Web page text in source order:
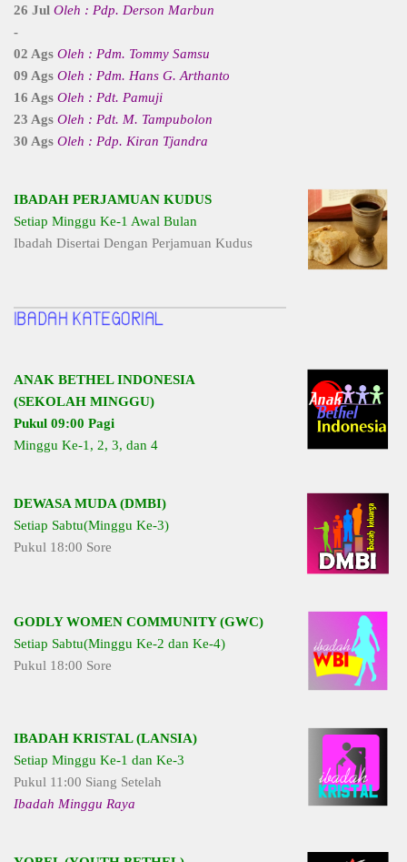
26 Jul Oleh : Pdp. Derson Marbun
-
02 Ags Oleh : Pdm. Tommy Samsu
09 Ags Oleh : Pdm. Hans G. Arthanto
16 Ags Oleh : Pdt. Pamuji
23 Ags Oleh : Pdt. M. Tampubolon
30 Ags Oleh : Pdp. Kiran Tjandra
IBADAH PERJAMUAN KUDUS
Setiap Minggu Ke-1 Awal Bulan
Ibadah Disertai Dengan Perjamuan Kudus
ANAK BETHEL INDONESIA
(SEKOLAH MINGGU)
Pukul 09:00 Pagi
Minggu Ke-1, 2, 3, dan 4
DEWASA MUDA (DMBI)
Setiap Sabtu(Minggu Ke-3)
Pukul 18:00 Sore
GODLY WOMEN COMMUNITY (GWC)
Setiap Sabtu(Minggu Ke-2 dan Ke-4)
Pukul 18:00 Sore
IBADAH KRISTAL (LANSIA)
Setiap Minggu Ke-1 dan Ke-3
Pukul 11:00 Siang Setelah
Ibadah Minggu Raya